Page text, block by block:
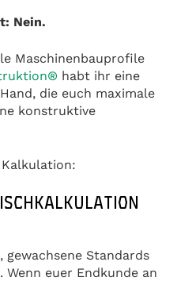
Nein.
Maschinenbauprofile
habt ihr eine
die euch maximale
konstruktive
gewachsene Standards
euer Endkunde an